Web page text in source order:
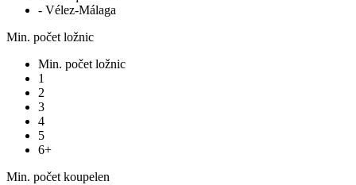
- Vélez-Málaga
Min. počet ložnic
Min. počet ložnic
1
2
3
4
5
6+
Min. počet koupelen